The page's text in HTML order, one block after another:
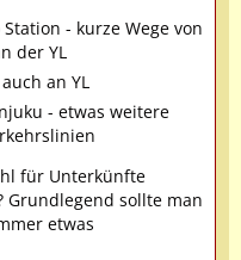
- kurze Wege von
der YL
an YL
- etwas weitere
für Unterkünfte
Grundlegend sollte man
etwas